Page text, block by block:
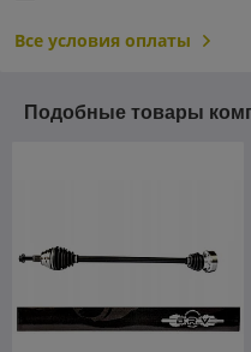
Все условия оплаты
Подобные товары